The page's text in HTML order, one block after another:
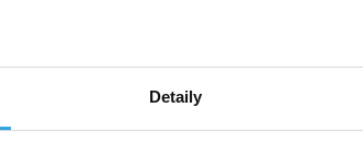
Detaily